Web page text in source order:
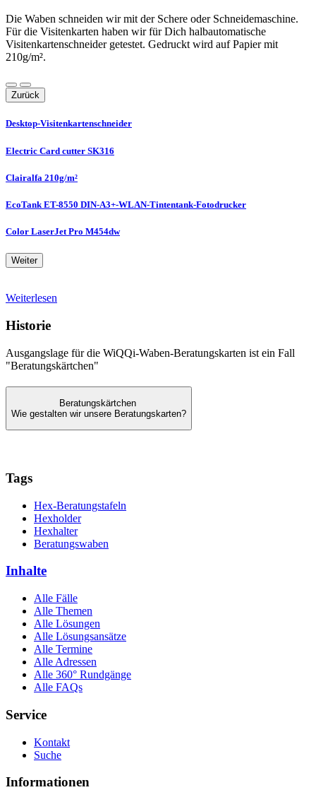
Die Waben schneiden wir mit der Schere oder Schneidemaschine.
Für die Visitenkarten haben wir für Dich halbautomatische
Visitenkartenschneider getestet. Gedruckt wird auf Papier mit
210g/m².
Zurück
Desktop-Visitenkartenschneider
Electric Card cutter SK316
Clairalfa 210g/m²
EcoTank ET-8550 DIN-A3+-WLAN-Tintentank-Fotodrucker
Color LaserJet Pro M454dw
Weiter
Weiterlesen
Historie
Ausgangslage für die WiQQi-Waben-Beratungskarten ist ein Fall
"Beratungskärtchen"
Beratungskärtchen
Wie gestalten wir unsere Beratungskarten?
Tags
Hex-Beratungstafeln
Hexholder
Hexhalter
Beratungswaben
Inhalte
Alle Fälle
Alle Themen
Alle Lösungen
Alle Lösungsansätze
Alle Termine
Alle Adressen
Alle 360° Rundgänge
Alle FAQs
Service
Kontakt
Suche
Informationen